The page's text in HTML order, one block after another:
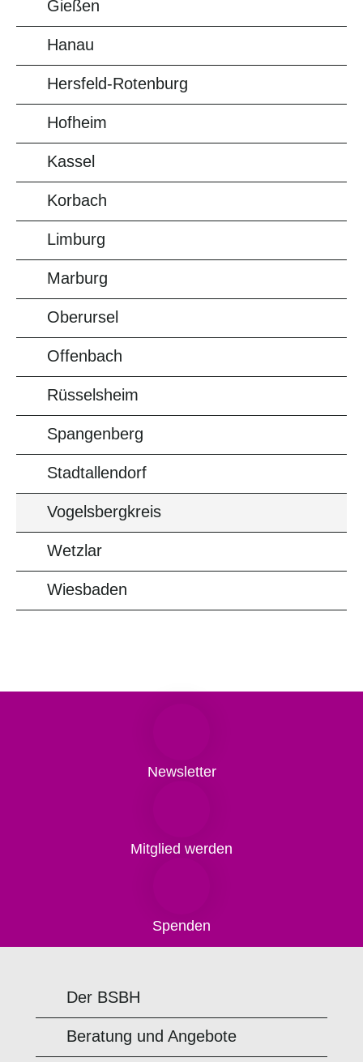
Gießen
Hanau
Hersfeld-Rotenburg
Hofheim
Kassel
Korbach
Limburg
Marburg
Oberursel
Offenbach
Rüsselsheim
Spangenberg
Stadtallendorf
Vogelsbergkreis
Wetzlar
Wiesbaden
Newsletter
Mitglied werden
Spenden
Der BSBH
Beratung und Angebote